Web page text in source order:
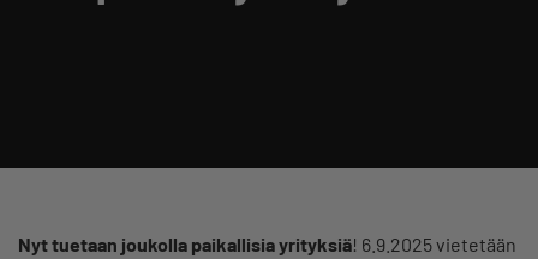
Nyt tuetaan joukolla paikallisia yrityksiä! 6.9.2025 vietetään